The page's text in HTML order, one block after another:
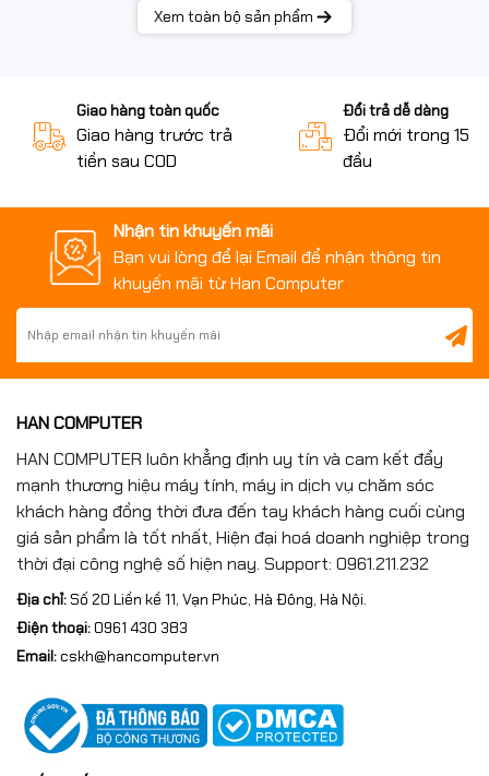
Không
Hệ điều hành Windows 11 Home + Office Home 2024
Thông số pin 3 Cell Int (41Wh)
Kích thước 358 x 235 x 16.69 mm
Trọng lượng 1,66 Kg
Bảo hành Bảo hành 1 năm
Xem toàn bộ sản phẩm
Giao hàng toàn quốc
Giao hàng trước trả
tiền sau COD
Đổi trả dễ dàng
Đổi mới trong 15
đầu
Nhận tin khuyến mãi
Bạn vui lòng để lại Email để nhận thông tin
khuyến mãi từ Han Computer
HAN COMPUTER
HAN COMPUTER luôn khẳng định uy tín và cam kết đẩy
mạnh thương hiệu máy tính, máy in dịch vụ chăm sóc
khách hàng đồng thời đưa đến tay khách hàng cuối cùng
giá sản phẩm là tốt nhất, Hiện đại hoá doanh nghiệp trong
thời đại công nghệ số hiện nay. Support: 0961.211.232
Địa chỉ:Số 20 Liền kề 11, Vạn Phúc, Hà Đông, Hà Nội.
Điện thoại:0961 430 383
Email:cskh@hancomputer.vn